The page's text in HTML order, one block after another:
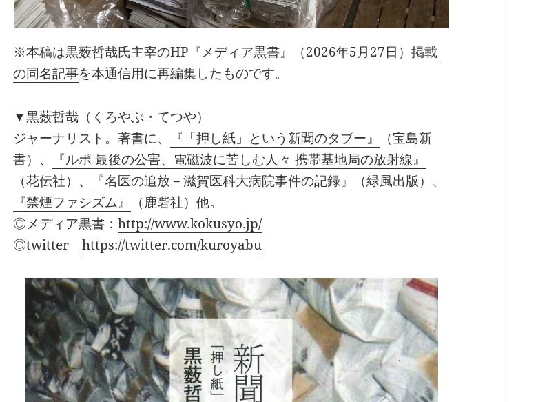
※本稿は黒薮哲哉氏主宰のHP『メディア黒書』（2026年5月27日）掲載
の同名記事を本通信用に再編集したものです。
▼黒薮哲哉（くろやぶ・てつや）
ジャーナリスト。著書に、
『「押し紙」という新聞のタブー』
（宝島新
書）、
『ルポ 最後の公害、電磁波に苦しむ人々 携帯基地局の放射線』
（花伝社）、
『名医の追放－滋賀医科大病院事件の記録』
（緑風出版）、
『禁煙ファシズム』
（鹿砦社）他。
◎メディア黒書：http://www.kokusyo.jp/
◎twitterhttps://twitter.com/kuroyabu